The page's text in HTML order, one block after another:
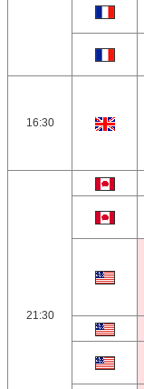
16:30
21:30